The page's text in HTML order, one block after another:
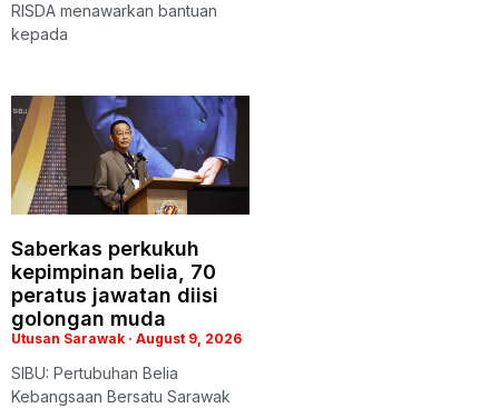
RISDA menawarkan bantuan
kepada
Saberkas perkukuh
kepimpinan belia, 70
peratus jawatan diisi
golongan muda
Utusan Sarawak August 9, 2026
SIBU: Pertubuhan Belia
Kebangsaan Bersatu Sarawak